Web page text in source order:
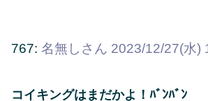
767: 名無しさん 2023/12/27(水)
コイキングはまだかよ！ﾊﾞﾝﾊﾞﾝ